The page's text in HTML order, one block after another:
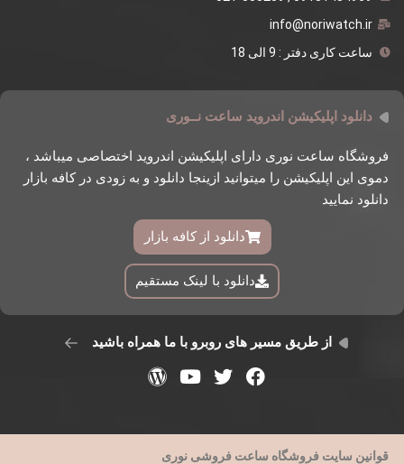
info@noriwatch.ir
ساعت کاری دفتر : 9 الی 18
دانلود اپلیکیشن اندروید ساعت نــوری
فروشگاه ساعت نوری دارای اپلیکیشن اندروید اختصاصی میباشد ،
دموی این اپلیکیشن را میتوانید ازینجا دانلود و به زودی در کافه بازار
دانلود نمایید
دانلود از کافه بازار
دانلود با لینک مستقیم
از طریق مسیر های روبرو با ما همراه باشید
قوانین سایت فروشگاه ساعت فروشی نوری